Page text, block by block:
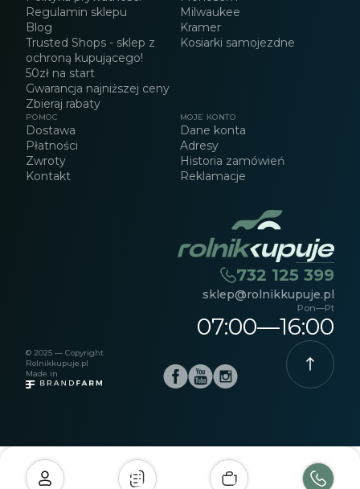
Regulamin sklepu
Blog
Trusted Shops - sklep z
ochroną kupującego!
50zł na start
Gwarancja najniższej ceny
Zbieraj rabaty
Milwaukee
Kramer
Kosiarki samojezdne
POMOC
Dostawa
Płatności
Zwroty
Kontakt
MOJE KONTO
Dane konta
Adresy
Historia zamówień
Reklamacje
732 125 399
sklep@rolnikkupuje.pl
Pon—Pt
07:00—16:00
© 2025 — Copyright
Rolnikkupuje.pl
Made in